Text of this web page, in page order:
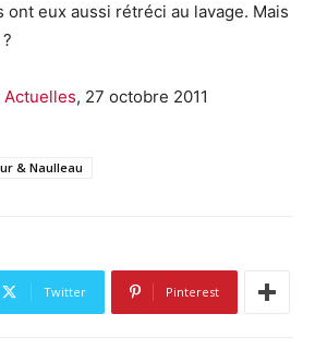
ont eux aussi rétréci au lavage. Mais
Actuelles, 27 octobre 2011
& Naulleau
Twitter Pinterest